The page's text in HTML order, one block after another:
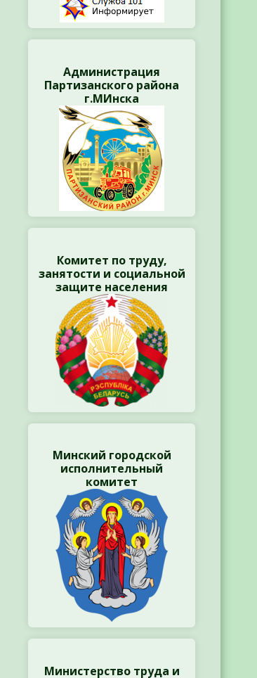
Администрация
Партизанского района
г.МИнска
Комитет по труду,
занятости и социальной
защите населения
Минский городской
исполнительный
комитет
Министерство труда и